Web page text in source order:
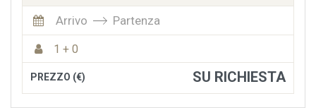
Arrivo Partenza
1 + 0
PREZZO (€) SU RICHIESTA